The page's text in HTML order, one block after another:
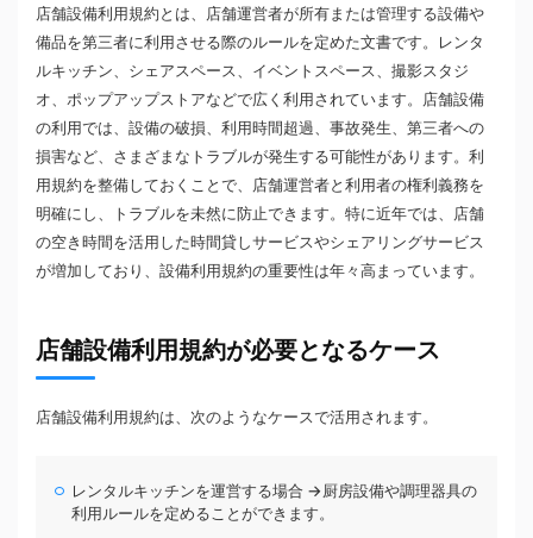
店舗設備利用規約とは、店舗運営者が所有または管理する設備や
備品を第三者に利用させる際のルールを定めた文書です。レンタ
ルキッチン、シェアスペース、イベントスペース、撮影スタジ
オ、ポップアップストアなどで広く利用されています。店舗設備
の利用では、設備の破損、利用時間超過、事故発生、第三者への
損害など、さまざまなトラブルが発生する可能性があります。利
用規約を整備しておくことで、店舗運営者と利用者の権利義務を
明確にし、トラブルを未然に防止できます。特に近年では、店舗
の空き時間を活用した時間貸しサービスやシェアリングサービス
が増加しており、設備利用規約の重要性は年々高まっています。
店舗設備利用規約が必要となるケース
店舗設備利用規約は、次のようなケースで活用されます。
レンタルキッチンを運営する場合 →厨房設備や調理器具の
利用ルールを定めることができます。